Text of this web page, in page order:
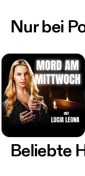
Nur bei
Beliebte